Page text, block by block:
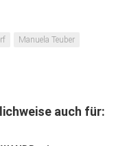
Manuela Teuber
auch für: